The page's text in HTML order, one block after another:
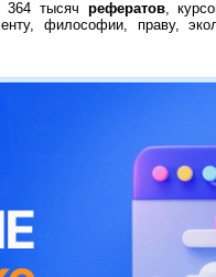
364 тысяч рефератов,
философии, праву,